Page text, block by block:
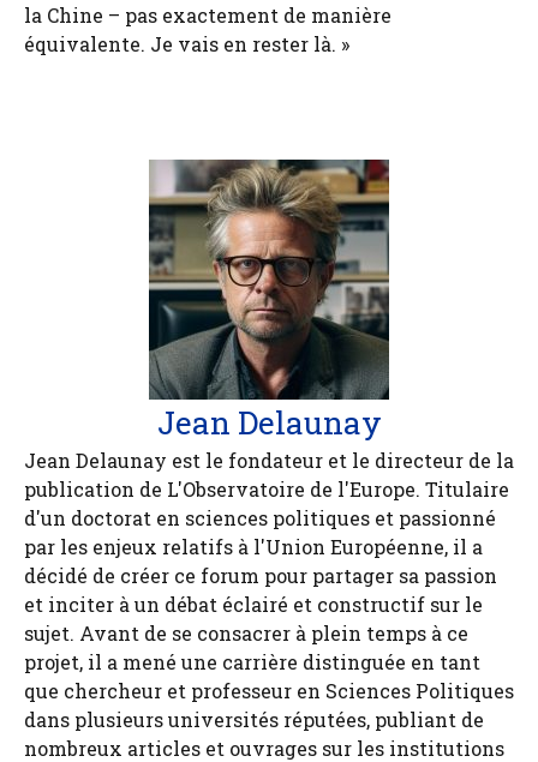
la Chine – pas exactement de manière
équivalente. Je vais en rester là. »
Jean Delaunay
Jean Delaunay est le fondateur et le directeur de la
publication de L'Observatoire de l'Europe. Titulaire
d'un doctorat en sciences politiques et passionné
par les enjeux relatifs à l'Union Européenne, il a
décidé de créer ce forum pour partager sa passion
et inciter à un débat éclairé et constructif sur le
sujet. Avant de se consacrer à plein temps à ce
projet, il a mené une carrière distinguée en tant
que chercheur et professeur en Sciences Politiques
dans plusieurs universités réputées, publiant de
nombreux articles et ouvrages sur les institutions